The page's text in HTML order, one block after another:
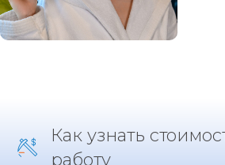
Как узнать
работу